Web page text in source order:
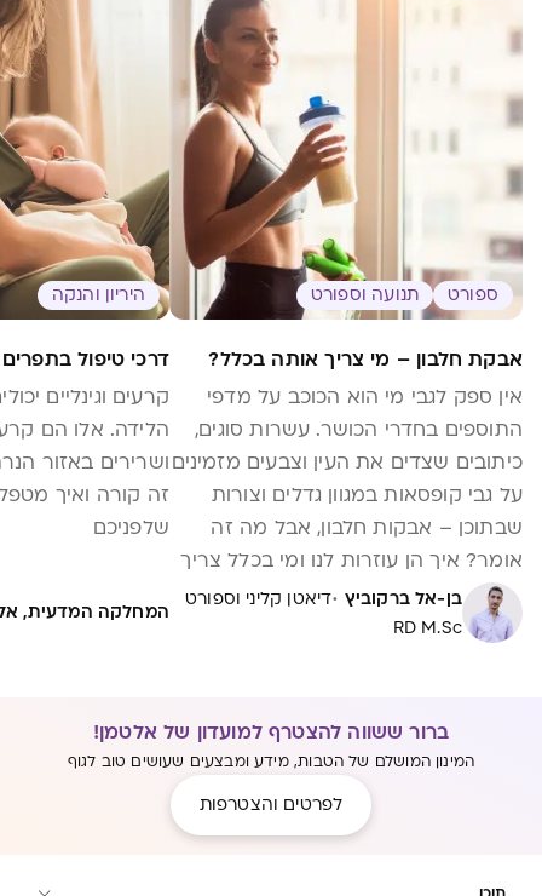
ספורט תנועה וספורט
אבקת חלבון – מי צריך אותה בכלל?
אין ספק לגבי מי הוא הכוכב על מדפי
התוספים בחדרי הכושר. עשרות סוגים,
כיתובים שצדים את העין וצבעים מזמינים
על גבי קופסאות במגוון גדלים וצורות
שבתוכן – אבקות חלבון, אבל מה זה
אומר? איך הן עוזרות לנו ומי בכלל צריך
אותן? בן-אל ברקוביץ ·דיאטן קליני וספורט
RD M.Sc
היריון והנקה
דרכי טיפול
קרעים וגינליים
הלידה. אלו הם
ושרירים באזור
זה קורה ואיך
שלפניכם
המחלקה המדעית,
ברור ששווה להצטרף למועדון של אלטמן!
המינון המושלם של הטבות, מידע ומבצעים שעושים טוב לגוף
לפרטים והצטרפות